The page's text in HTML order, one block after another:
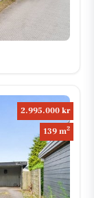
2.995.000 kr
139 m2